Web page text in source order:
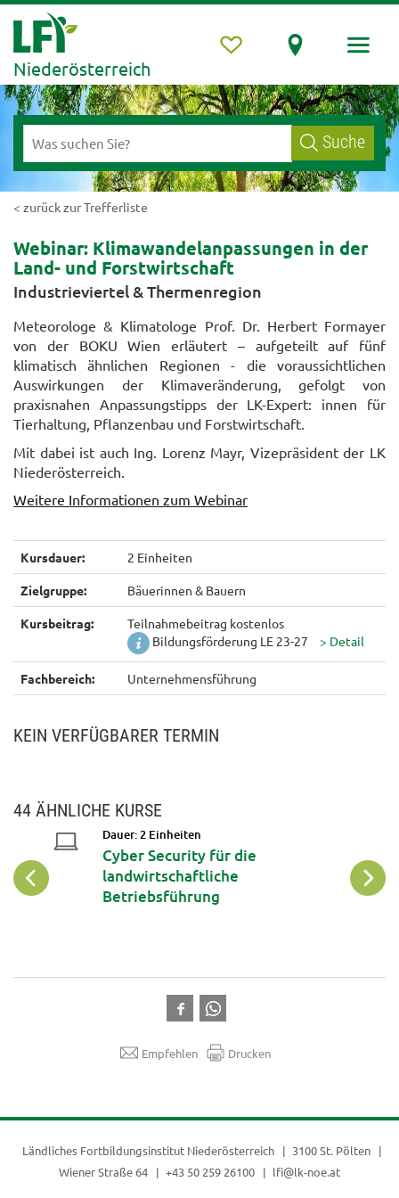
Niederösterreich
Suche
< zurück zur Trefferliste
Webinar: Klimawandelanpassungen in der
Land- und Forstwirtschaft
Industrieviertel & Thermenregion
Meteorologe & Klimatologe Prof. Dr. Herbert Formayer
von der BOKU Wien erläutert – aufgeteilt auf fünf
klimatisch ähnlichen Regionen - die voraussichtlichen
Auswirkungen der Klimaveränderung, gefolgt von
praxisnahen Anpassungstipps der LK-Expert: innen für
Tierhaltung, Pflanzenbau und Forstwirtschaft.
Mit dabei ist auch Ing. Lorenz Mayr, Vizepräsident der LK
Niederösterreich.
Weitere Informationen zum Webinar
Kursdauer: 2 Einheiten
Zielgruppe: Bäuerinnen & Bauern
Kursbeitrag:
Teilnahmebeitrag kostenlos
Bildungsförderung LE 23-27
Fachbereich: Unternehmensführung
KEIN VERFÜGBARER TERMIN
44 ÄHNLICHE KURSE
-
Dauer: 2 Einheiten
Cyber Security für die
landwirtschaftliche
Betriebsführung
Empfehlen Drucken
Ländliches Fortbildungsinstitut Niederösterreich
3100 St. Pölten
Wiener Straße 64
+43 50 259 26100 lfi@lk-noe.at